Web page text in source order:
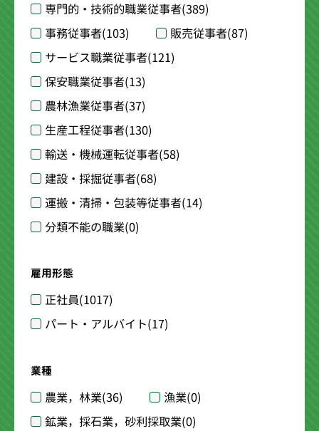
専門的・技術的職業従事者(389)
事務従事者(103) 販売従事者(87)
サービス職業従事者(121)
保安職業従事者(13)
農林漁業従事者(37)
生産工程従事者(130)
輸送・機械運転従事者(58)
建設・採掘従事者(68)
運搬・清掃・包装等従事者(14)
分類不能の職業(0)
雇用形態
正社員(1017)
パート・アルバイト(17)
業種
農業，林業(36) 漁業(0)
鉱業，採石業，砂利採取業(0)